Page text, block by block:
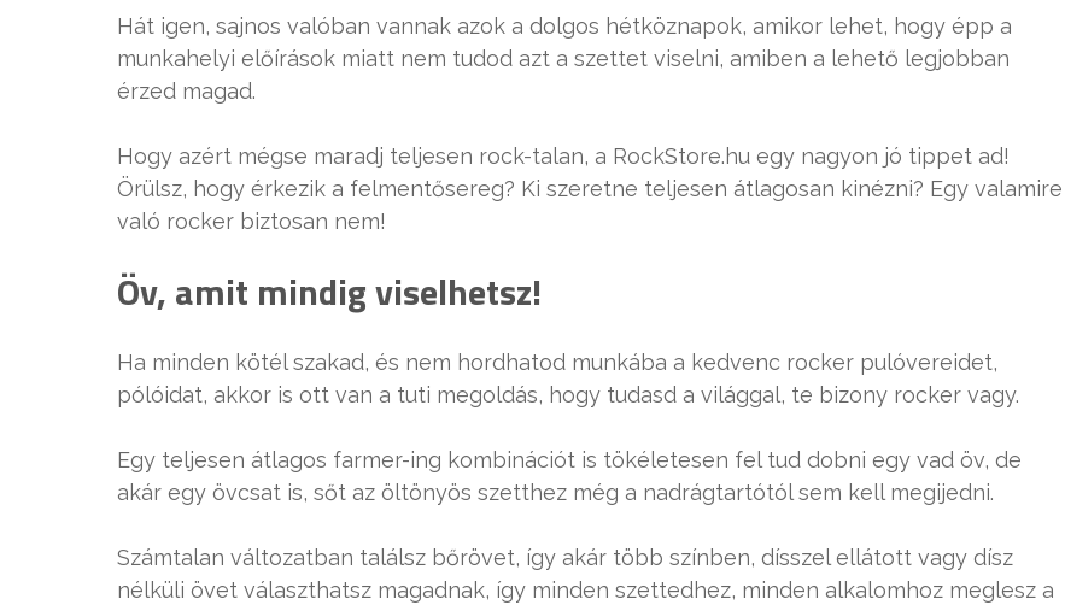
Hát igen, sajnos valóban vannak azok a dolgos hétköznapok, amikor lehet, hogy épp a
munkahelyi előírások miatt nem tudod azt a szettet viselni, amiben a lehető legjobban
érzed magad.
Hogy azért mégse maradj teljesen rock-talan, a RockStore.hu egy nagyon jó tippet ad!
Örülsz, hogy érkezik a felmentősereg? Ki szeretne teljesen átlagosan kinézni? Egy valamire
való rocker biztosan nem!
Öv, amit mindig viselhetsz!
Ha minden kötél szakad, és nem hordhatod munkába a kedvenc rocker pulóvereidet,
pólóidat, akkor is ott van a tuti megoldás, hogy tudasd a világgal, te bizony rocker vagy.
Egy teljesen átlagos farmer-ing kombinációt is tökéletesen fel tud dobni egy vad öv, de
akár egy övcsat is, sőt az öltönyös szetthez még a nadrágtartótól sem kell megijedni.
Számtalan változatban találsz bőrövet, így akár több színben, dísszel ellátott vagy dísz
nélküli övet választhatsz magadnak, így minden szettedhez, minden alkalomhoz meglesz a